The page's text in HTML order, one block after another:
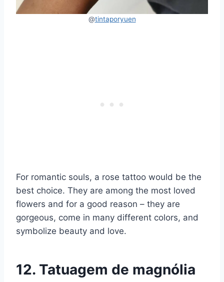
@tintaporyuen
For romantic souls, a rose tattoo would be the
best choice. They are among the most loved
flowers and for a good reason – they are
gorgeous, come in many different colors, and
symbolize beauty and love.
12. Tatuagem de magnólia